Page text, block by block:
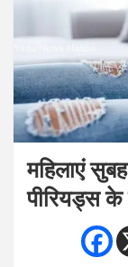
महिलाएं
पीरियड्स के